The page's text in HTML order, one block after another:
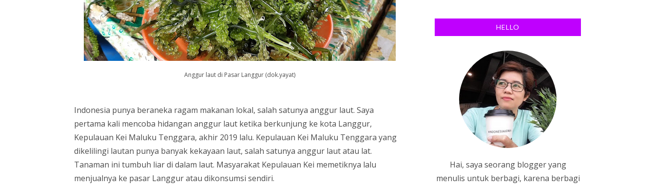
Anggur laut di Pasar Langgur (dok.yayat)
Indonesia punya beraneka ragam makanan lokal, salah satunya anggur laut. Saya
pertama kali mencoba hidangan anggur laut ketika berkunjung ke kota Langgur,
Kepulauan Kei Maluku Tenggara, akhir 2019 lalu. Kepulauan Kei Maluku Tenggara yang
dikelilingi lautan punya banyak kekayaan laut, salah satunya anggur laut atau lat.
Tanaman ini tumbuh liar di dalam laut. Masyarakat Kepulauan Kei memetiknya lalu
menjualnya ke pasar Langgur atau dikonsumsi sendiri.
HELLO
Hai, saya seorang blogger yang
menulis untuk berbagi, karena berbagi